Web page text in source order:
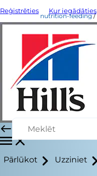
Reģistrēties Kur iegādāties
Pārlūkot Uzziniet
nutrition-feeding